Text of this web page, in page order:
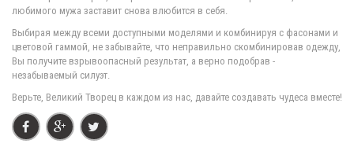
1000.00грн.
любимого мужа заставит снова влюбится в себя.
Выбирая между всеми доступными моделями и комбинируя с фасонами и
цветовой гаммой, не забывайте, что неправильно скомбинировав одежду,
Вы получите взрывоопасный результат, а верно подобрав -
незабываемый силуэт.
Верьте, Великий Творец в каждом из нас, давайте создавать чудеса вместе!